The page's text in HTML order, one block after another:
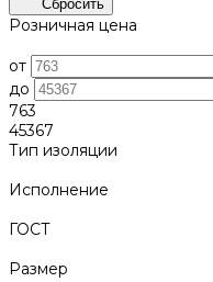
Сбросить
Розничная цена
от
до
763
45367
Тип изоляции
Исполнение
ГОСТ
Размер